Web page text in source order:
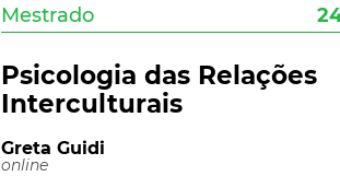
Mestrado
Psicologia das Relações
Interculturais
Greta Guidi
online